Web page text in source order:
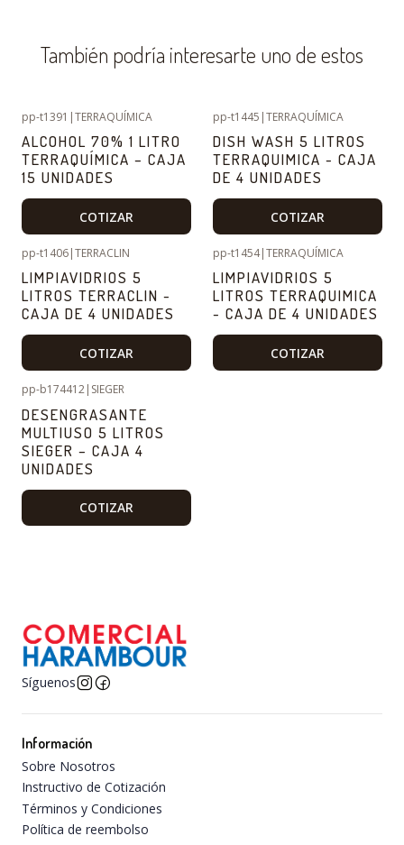
También podría interesarte uno de estos
pp-t1391 |TERRAQUÍMICA
ALCOHOL 70% 1 LITRO
TERRAQUÍMICA – CAJA
15 UNIDADES
COTIZAR
pp-t1445 |TERRAQUÍMICA
DISH WASH 5 LITROS
TERRAQUIMICA - CAJA
DE 4 UNIDADES
COTIZAR
pp-t1406|TERRACLIN
LIMPIAVIDRIOS 5
LITROS TERRACLIN -
CAJA DE 4 UNIDADES
COTIZAR
pp-t1454|TERRAQUÍMICA
LIMPIAVIDRIOS 5
LITROS TERRAQUIMICA
- CAJA DE 4 UNIDADES
COTIZAR
pp-b174412| SIEGER
DESENGRASANTE
MULTIUSO 5 LITROS
SIEGER – CAJA 4
UNIDADES
COTIZAR
Síguenos
Información
Sobre Nosotros
Instructivo de Cotización
Términos y Condiciones
Política de reembolso